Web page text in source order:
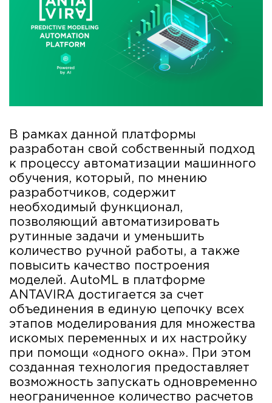
В рамках данной платформы
разработан свой собственный подход
к процессу автоматизации машинного
обучения, который, по мнению
разработчиков, содержит
необходимый функционал,
позволяющий автоматизировать
рутинные задачи и уменьшить
количество ручной работы, а также
повысить качество построения
моделей. AutoML в платформе
ANTAVIRA достигается за счет
объединения в единую цепочку всех
этапов моделирования для множества
искомых переменных и их настройку
при помощи «одного окна». При этом
созданная технология предоставляет
возможность запускать одновременно
неограниченное количество расчетов